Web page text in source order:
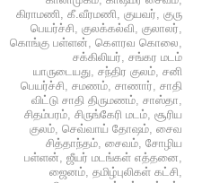
கிராமணி, கீ.வீரமணி, குயவர், குரு
பெயர்ச்சி, குலக்கல்வி, குலாலர்,
கொங்கு பள்ளன், கௌரவ கொலை,
சக்கிலியர், சங்கர மடம்
யாருடையது, சந்திர குலம், சனி
பெயர்ச்சி, சமணம், சாணார், சாதி
விட்டு சாதி திருமணம், சாஸ்தா,
சிதம்பரம், சிருங்கேரி மடம், சூரிய
குலம், செவ்வாய் தோஷம், சைவ
சித்தாந்தம், சைவம், சோழிய
பள்ளன், ஜீயர் மடங்கள் எத்தனை,
ஜைனம், தமிழ்புலிகள் கட்சி,